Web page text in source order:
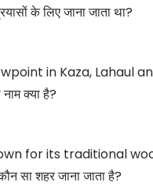
के लिए जाना जाता था?
in Kaza, Lahaul
क्या है?
for its traditional
सा शहर जाना जाता है?